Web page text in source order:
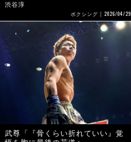
渋谷淳
ボクシング 2026/04/29
武尊「『骨くらい折れていい』覚